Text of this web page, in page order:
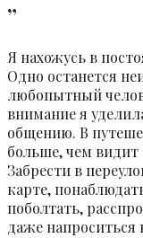
”
Я нахожусь в
Одно останется
любопытный
внимание я
общению. В
больше, чем видит
Забрести в
карте,
поболтать,
даже напроситься